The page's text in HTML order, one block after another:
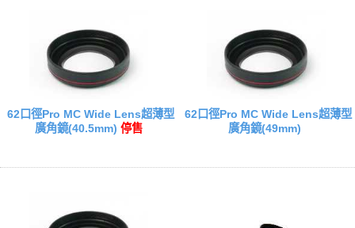
62口徑Pro MC Wide Lens超薄型
廣角鏡(40.5mm) 停售
62口徑Pro MC Wide Lens超薄型
廣角鏡(49mm)